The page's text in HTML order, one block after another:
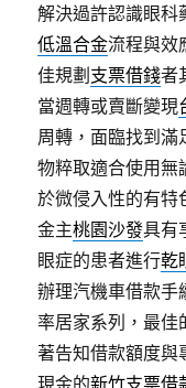
解決過許認識眼科
低溫合金流程與效
佳規劃 支票借錢者
當週轉或賣斷變現
周轉，面臨找到滿
物粹取適合使用無
於微侵入性的有特
金主桃園沙發具有
眼症的患者進行乾
辦理汽機車借款手
率居家系列，最佳
著告知借款額度與
現金的新竹支票借